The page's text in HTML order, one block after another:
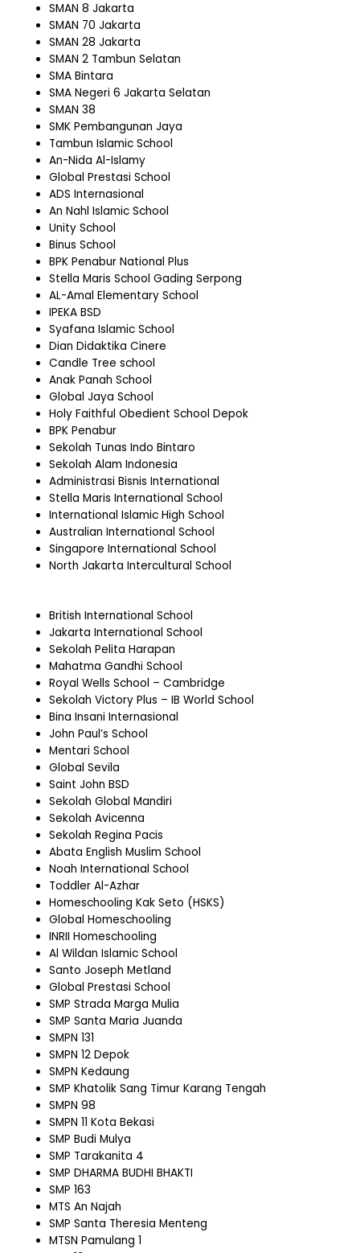
SMAN 8 Jakarta
SMAN 70 Jakarta
SMAN 28 Jakarta
SMAN 2 Tambun Selatan
SMA Bintara
SMA Negeri 6 Jakarta Selatan
SMAN 38
SMK Pembangunan Jaya
Tambun Islamic School
An-Nida Al-Islamy
Global Prestasi School
ADS Internasional
An Nahl Islamic School
Unity School
Binus School
BPK Penabur National Plus
Stella Maris School Gading Serpong
AL-Amal Elementary School
IPEKA BSD
Syafana Islamic School
Dian Didaktika Cinere
Candle Tree school
Anak Panah School
Global Jaya School
Holy Faithful Obedient School Depok
BPK Penabur
Sekolah Tunas Indo Bintaro
Sekolah Alam Indonesia
Administrasi Bisnis International
Stella Maris International School
International Islamic High School
Australian International School
Singapore International School
North Jakarta Intercultural School
British International School
Jakarta International School
Sekolah Pelita Harapan
Mahatma Gandhi School
Royal Wells School – Cambridge
Sekolah Victory Plus – IB World School
Bina Insani Internasional
John Paul’s School
Mentari School
Global Sevila
Saint John BSD
Sekolah Global Mandiri
Sekolah Avicenna
Sekolah Regina Pacis
Abata English Muslim School
Noah International School
Toddler Al-Azhar
Homeschooling Kak Seto (HSKS)
Global Homeschooling
INRII Homeschooling
Al Wildan Islamic School
Santo Joseph Metland
Global Prestasi School
SMP Strada Marga Mulia
SMP Santa Maria Juanda
SMPN 131
SMPN 12 Depok
SMPN Kedaung
SMP Khatolik Sang Timur Karang Tengah
SMPN 98
SMPN 11 Kota Bekasi
SMP Budi Mulya
SMP Tarakanita 4
SMP DHARMA BUDHI BHAKTI
SMP 163
MTS An Najah
SMP Santa Theresia Menteng
MTSN Pamulang 1